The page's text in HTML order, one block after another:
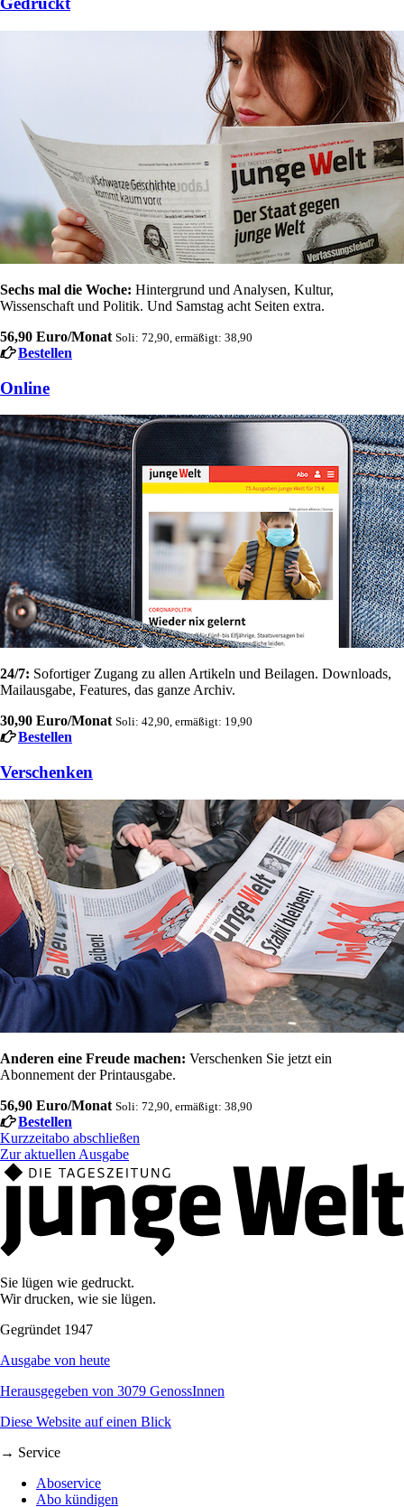
Sechs mal die Woche: Hintergrund und Analysen, Kultur,
Wissenschaft und Politik. Und Samstag acht Seiten extra.
56,90 Euro/Monat Soli: 72,90, ermäßigt: 38,90
Bestellen
Online
24/7: Sofortiger Zugang zu allen Artikeln und Beilagen. Downloads,
Mailausgabe, Features, das ganze Archiv.
30,90 Euro/Monat Soli: 42,90, ermäßigt: 19,90
Bestellen
Verschenken
Anderen eine Freude machen: Verschenken Sie jetzt ein
Abonnement der Printausgabe.
56,90 Euro/Monat Soli: 72,90, ermäßigt: 38,90
Bestellen
Kurzzeitabo abschließen
Zur aktuellen Ausgabe
Sie lügen wie gedruckt.
Wir drucken, wie sie lügen.
Gegründet 1947
Ausgabe von heute
Herausgegeben von 3079 GenossInnen
Diese Website auf einen Blick
→ Service
Aboservice
Abo kündigen